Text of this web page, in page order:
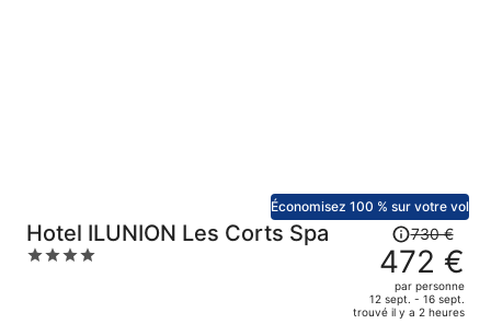
Hotel ILUNION Les Corts Spa
4
Économisez 100 % sur votre vol
Le
prix
était
de
730 €.
730 €
472 €
par personne
12 sept. - 16 sept.
trouvé il y a 2 heures